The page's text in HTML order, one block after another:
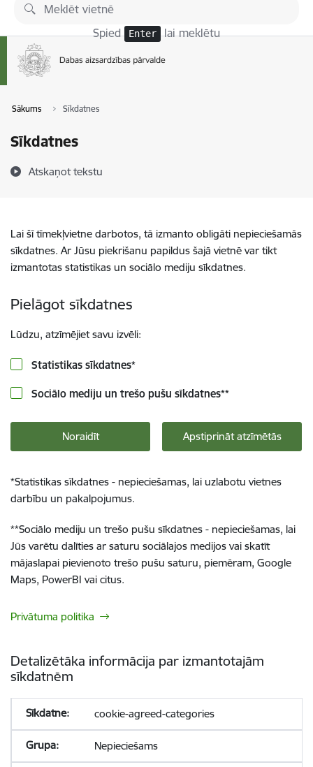
Pāriet uz lapas saturu
Spied Enter lai meklētu
Sākums Sīkdatnes
Sīkdatnes
Atskaņot tekstu
Lai šī tīmekļvietne darbotos, tā izmanto obligāti nepieciešamās
sīkdatnes. Ar Jūsu piekrišanu papildus šajā vietnē var tikt
izmantotas statistikas un sociālo mediju sīkdatnes.
Pielāgot sīkdatnes
Lūdzu, atzīmējiet savu izvēli:
Statistikas sīkdatnes*
Sociālo mediju un trešo pušu sīkdatnes**
Noraidīt Apstiprināt atzīmētās
*Statistikas sīkdatnes - nepieciešamas, lai uzlabotu vietnes
darbību un pakalpojumus.
**Sociālo mediju un trešo pušu sīkdatnes - nepieciešamas, lai
Jūs varētu dalīties ar saturu sociālajos medijos vai skatīt
mājaslapai pievienoto trešo pušu saturu, piemēram, Google
Maps, PowerBI vai citus.
Privātuma politika
Detalizētāka informācija par izmantotajām
sīkdatnēm
cookie-agreed-categories
Nepieciešams